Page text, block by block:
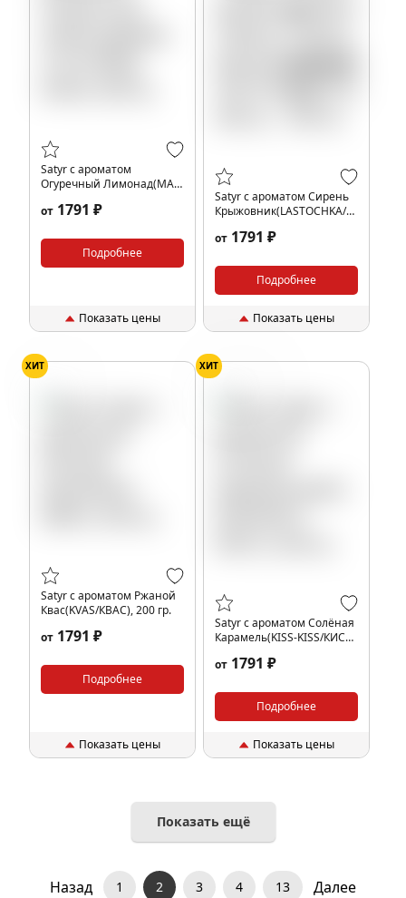
Satyr с ароматом
Огуречный Лимонад(MAD
от 1791 ₽
Подробнее
Показать цены
Satyr с ароматом Сирень
Крыжовник(LASTOCHKA/
от 1791 ₽
Подробнее
Показать цены
ХИТ
Satyr с ароматом Ржаной
Квас(KVAS/КВАС), 200 гр.
от 1791 ₽
Подробнее
Показать цены
ХИТ
Satyr с ароматом Солёная
Карамель(KISS-KISS/КИСС-
от 1791 ₽
Подробнее
Показать цены
Показать ещё
Назад 1 2 3 4 13 Далее